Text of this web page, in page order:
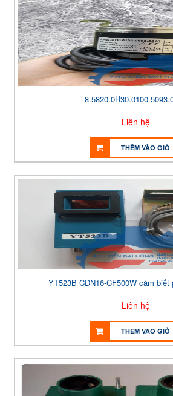
Liên hệ
THÊM VÀO GIỎ
YT523B CDN16-CF500W cảm biết
Liên hệ
THÊM VÀO GIỎ